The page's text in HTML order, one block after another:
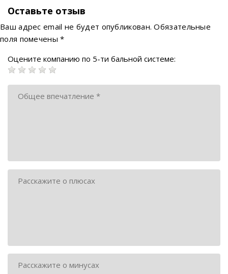
Оставьте отзыв
Ваш адрес email не будет опубликован. Обязательные
поля помечены*
Оцените компанию по 5-ти бальной системе: